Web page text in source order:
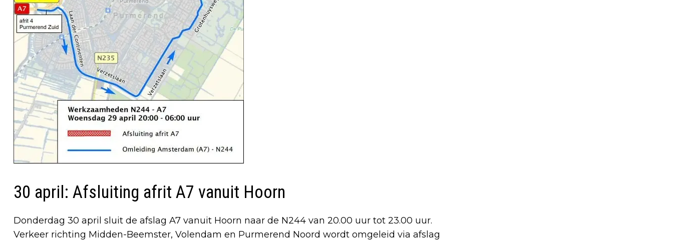
30 april: Afsluiting afrit A7 vanuit Hoorn
Donderdag 30 april sluit de afslag A7 vanuit Hoorn naar de N244 van 20.00 uur tot 23.00 uur.
Verkeer richting Midden-Beemster, Volendam en Purmerend Noord wordt omgeleid via afslag